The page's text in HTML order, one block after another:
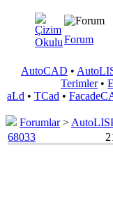
Forum
AutoCAD •
Terimler•
aLd • TCad •
Forumlar>
68033